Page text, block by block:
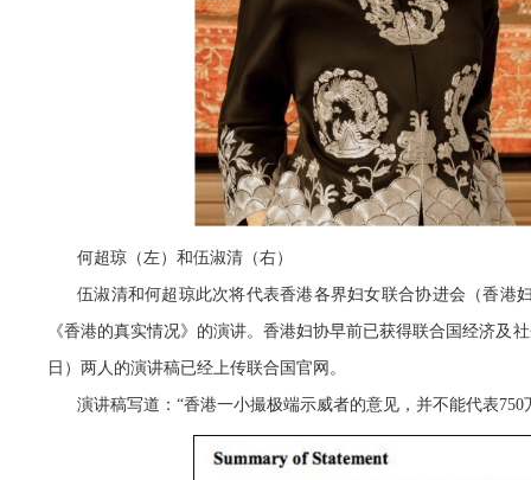
何超琼（左）和伍淑清（右）
伍淑清和何超琼此次将代表香港各界妇女联合协进会（香港
《香港的真实情况》的演讲。香港妇协早前已获得联合国经济及
日）两人的演讲稿已经上传联合国官网。
演讲稿写道： “香港一小撮极端示威者的意见，并不能代表